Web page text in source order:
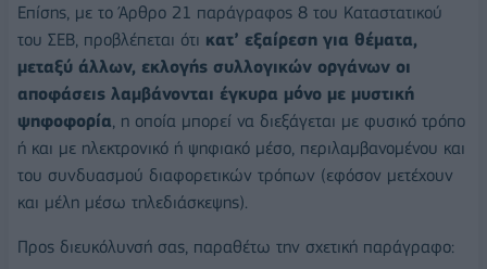
Επίσης, με το Άρθρο 21 παράγραφος 8 του Καταστατικού
του ΣΕΒ, προβλέπεται ότι κατ’ εξαίρεση για θέματα,
μεταξύ άλλων, εκλογής συλλογικών οργάνων οι
αποφάσεις λαμβάνονται έγκυρα μόνο με μυστική
ψηφοφορία , η οποία μπορεί να διεξάγεται με φυσικό τρόπο
ή και με ηλεκτρονικό ή ψηφιακό μέσο, περιλαμβανομένου και
του συνδυασμού διαφορετικών τρόπων (εφόσον μετέχουν
και μέλη μέσω τηλεδιάσκεψης).
Προς διευκόλυνσή σας, παραθέτω την σχετική παράγραφο: